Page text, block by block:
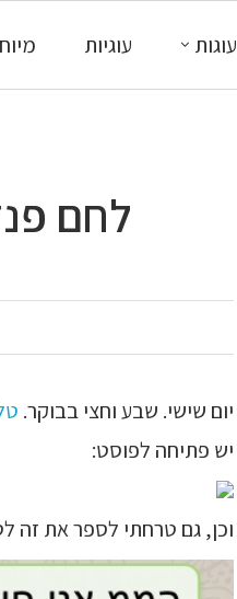
עוגות עוגיות
לחם
יום שישי. שבע וחצי בבוקר.
יש פתיחה לפוסט:
וכן, גם טרחתי לספר את זה